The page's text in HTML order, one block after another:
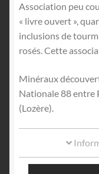
Association peu
« livre ouvert »,
inclusions de
rosés. Cette
Minéraux
Nationale 88 entre
(Lozère).